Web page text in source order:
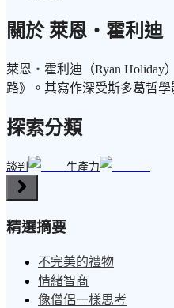
關於 萊恩・霍利迪
萊恩・霍利迪（Ryan
路》。其寫作深受斯多葛哲
探索分類
談判 生產力
精選摘要
不完美的禮物
情緒智商
像僧侶一樣思考